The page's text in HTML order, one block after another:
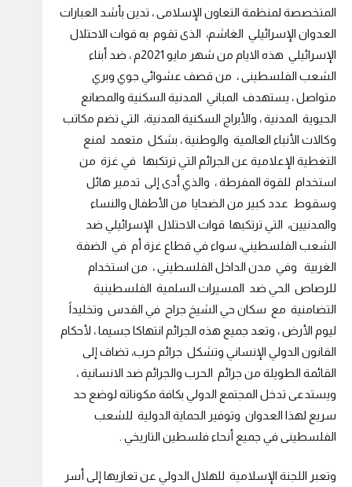
المتخصصة لمنظمة التعاون الإسلامى ، تدين بأشد العبارات
العدوان الإسرائيلي الغاشم، الذى تقوم به قوات الاحتلال
الإسرائيلي هذه الايام من شهر مايو 2021م ، ضد أبناء
الشعب الفلسطينى ، من قصف عشوائي جوي وبري
متواصل ، يستهدف المباني المدنية السكنية والمصانع
الحيوية المدنية ، والأبراج السكنية المدنية، التي تضم مكاتب
وكالات الأنباء العالمية والوطنية ، بشكل متعمد لمنع
التغطية الإعلامية عن الجرائم التي ترتكبها في غزة من
استخدام للقوة المفرطة ، والذي أدى إلى تدمير هائل
وسقوط عدد كبير من الضحايا من الأطفال والنساء
والمدنيين، التي ترتكبها قوات الاحتلال الإسرائيلي ضد
الشعب الفلسطيني، سواء في قطاع غزة أم في الضفة
الغربية وفي مدن الداخل الفلسطيني ، من استخدام
للرصاص الحي ضد المسيرات السلمية الفلسطينية
التضامنية مع سكان حي الشيخ جراح في القدس وتخليداً
ليوم الأرض ، وتعد جميع هذه الجرائم انتهاكا جسيما ، لأحكام
القانون الدولي الإنساني وتشكل جرائم حرب، تضاف إلى
القائمة الطويلة من جرائم الحرب والجرائم ضد الانسانية ،
ويستدعى تدخل المجتمع الدولي بكافة مكوناته لوضع حد
سريع لهذا العدوان وتوفير الحماية الدولية للشعب
الفلسطينى في جميع أنحاء فلسطين التاريخي .
وتعبر اللجنة الإسلامية للهلال الدولي عن تعازيها إلى أسر